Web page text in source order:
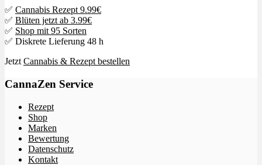
✅ Cannabis Rezept 9.99€
✅ Blüten jetzt ab 3.99€
✅ Shop mit 95 Sorten
✅ Diskrete Lieferung 48 h
Jetzt Cannabis & Rezept bestellen
CannaZen Service
Rezept
Shop
Marken
Bewertung
Datenschutz
Kontakt